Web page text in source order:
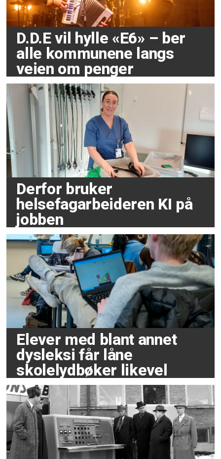
D.D.E vil hylle «E6» – ber
alle kommunene langs
veien om penger
Derfor bruker
helsefagarbeideren KI på
jobben
Elever med blant annet
dysleksi får låne
skolelydbøker likevel